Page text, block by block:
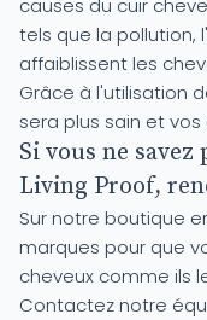
causes du cuir
tels que la pollution,
affaiblissent les
Grâce à l'utilisation
sera plus sain et
Si vous ne
Living Proof,
Sur notre boutique
marques pour que
cheveux comme ils
Contactez notre